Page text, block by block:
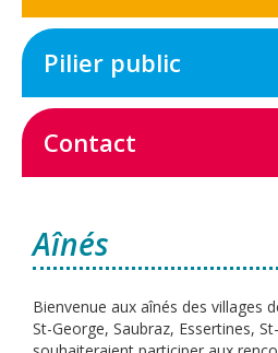
Pilier public
Contact
Aînés
Bienvenue aux aînés des villages
St-George, Saubraz, Essertines,